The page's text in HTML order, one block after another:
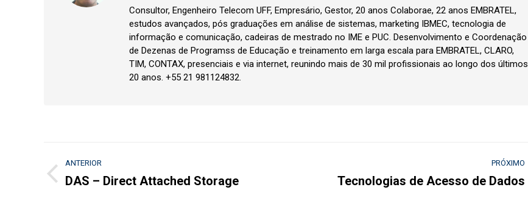
Consultor, Engenheiro Telecom UFF, Empresário, Gestor, 20 anos Colaborae, 22 anos EMBRATEL,
estudos avançados, pós graduações em análise de sistemas, marketing IBMEC, tecnologia de
informação e comunicação, cadeiras de mestrado no IME e PUC. Desenvolvimento e Coordenação
de Dezenas de Programss de Educação e treinamento em larga escala para EMBRATEL, CLARO,
TIM, CONTAX, presenciais e via internet, reunindo mais de 30 mil profissionais ao longo dos últimos
20 anos. +55 21 981124832.
Navegação
de
ANTERIOR
Post
DAS – Direct Attached Storage
PRÓXIMO
PróximoTecnologias de Acesso de Dados